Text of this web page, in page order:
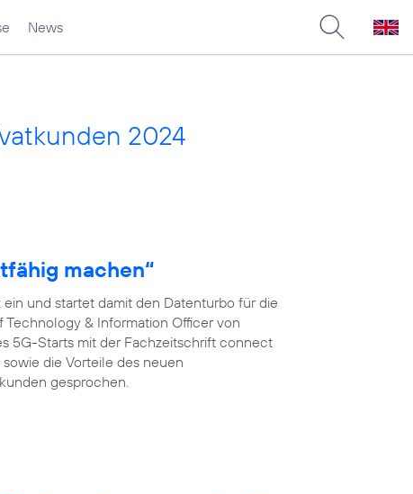
News
2024
machen“
und startet damit den Datenturbo für die
Technology & Information Officer von
5G-Starts mit der Fachzeitschrift connect
die Vorteile des neuen
gesprochen.